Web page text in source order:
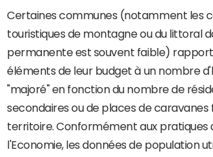
Certaines communes (notamment les
touristiques de montagne ou du littoral
permanente est souvent faible)
éléments de leur budget à un nombre
"majoré" en fonction du nombre de
secondaires ou de places de caravanes
territoire. Conformément aux pratiques
l'Economie, les données de population